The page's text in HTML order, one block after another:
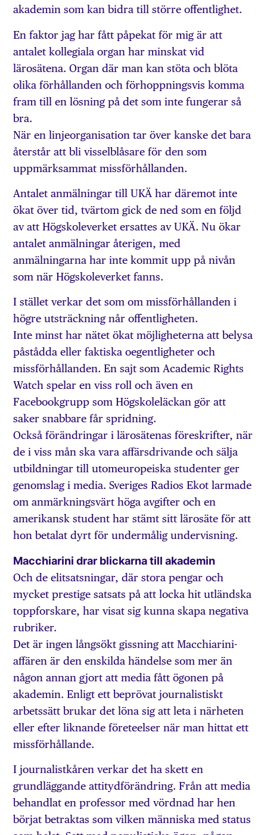
akademin som kan bidra till större offentlighet.
En faktor jag har fått påpekat för mig är att
antalet kollegiala organ har minskat vid
lärosätena. Organ där man kan stöta och blöta
olika förhållanden och förhoppningsvis komma
fram till en lösning på det som inte fungerar så
bra.
När en linjeorganisation tar över kanske det bara
återstår att bli visselblåsare för den som
uppmärksammat missförhållanden.
Antalet anmälningar till UKÄ har däremot inte
ökat över tid, tvärtom gick de ned som en följd
av att Högskoleverket ersattes av UKÄ. Nu ökar
antalet anmälningar återigen, med
anmälningarna har inte kommit upp på nivån
som när Högskoleverket fanns.
I stället verkar det som om missförhållanden i
högre utsträckning når offentligheten.
Inte minst har nätet ökat möjligheterna att belysa
påstådda eller faktiska oegentligheter och
missförhållanden. En sajt som Academic Rights
Watch spelar en viss roll och även en
Facebookgrupp som Högskoleläckan gör att
saker snabbare får spridning.
Också förändringar i lärosätenas föreskrifter, när
de i viss mån ska vara affärsdrivande och sälja
utbildningar till utomeuropeiska studenter ger
genomslag i media. Sveriges Radios Ekot larmade
om anmärkningsvärt höga avgifter och en
amerikansk student har stämt sitt lärosäte för att
hon betalat dyrt för undermålig undervisning.
Macchiarini drar blickarna till akademin
Och de elitsatsningar, där stora pengar och
mycket prestige satsats på att locka hit utländska
toppforskare, har visat sig kunna skapa negativa
rubriker.
Det är ingen långsökt gissning att Macchiarini-
affären är den enskilda händelse som mer än
någon annan gjort att media fått ögonen på
akademin. Enligt ett beprövat journalistiskt
arbetssätt brukar det löna sig att leta i närheten
eller efter liknande företeelser när man hittat ett
missförhållande.
I journalistkåren verkar det ha skett en
grundläggande attitydförändring. Från att media
behandlat en professor med vördnad har hen
börjat betraktas som vilken människa med status